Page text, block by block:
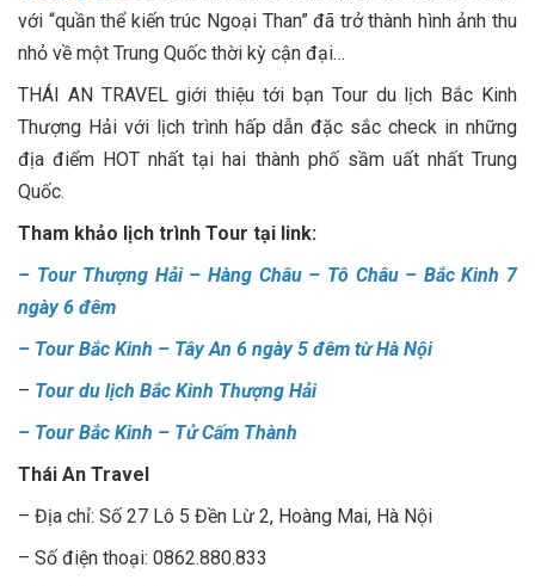
với “quần thể kiến trúc Ngoại Than” đã trở thành hình ảnh thu
nhỏ về một Trung Quốc thời kỳ cận đại…
THÁI AN TRAVEL giới thiệu tới bạn Tour du lịch Bắc Kinh
Thượng Hải với lịch trình hấp dẫn đặc sắc check in những
địa điểm HOT nhất tại hai thành phố sầm uất nhất Trung
Quốc.
Tham khảo lịch trình Tour tại link:
– Tour Thượng Hải – Hàng Châu – Tô Châu – Bắc Kinh 7
ngày 6 đêm
– Tour Bắc Kinh – Tây An 6 ngày 5 đêm từ Hà Nội
– Tour du lịch Bắc Kinh Thượng Hải
– Tour Bắc Kinh – Tử Cấm Thành
Thái An Travel
– Địa chỉ: Số 27 Lô 5 Đền Lừ 2, Hoàng Mai, Hà Nội
– Số điện thoại: 0862.880.833